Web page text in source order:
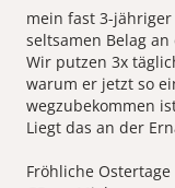
mein fast 3-
seltsamen Belag
Wir putzen 3x
warum er jetzt so
wegzubekommen
Liegt das an der
Fröhliche